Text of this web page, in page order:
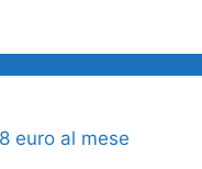
euro al mese